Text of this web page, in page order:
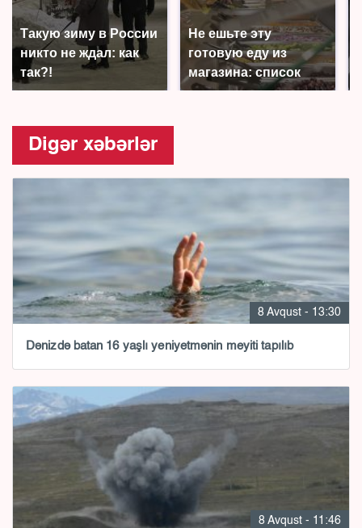
Такую зиму в России
никто не ждал: как
так?!
Не ешьте эту
готовую еду из
магазина: список
Digər xəbərlər
8 Avqust - 13:30
Dənizdə batan 16 yaşlı yeniyetmənin meyiti tapılıb
8 Avqust - 11:46